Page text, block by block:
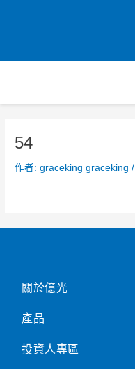
54
作者:graceking graceking/
關於億光
產品
投資人專區